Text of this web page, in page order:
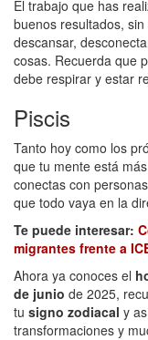
El trabajo que has
buenos resultados,
descansar,
cosas. Recuerda que
debe respirar y estar
Piscis
Tanto hoy como los
que tu mente está
conectas con
que todo vaya en la
Te puede interesar:
migrantes frente a
Ahora ya conoces el
de junio de 2025,
tu signo zodiacal y
transformaciones y